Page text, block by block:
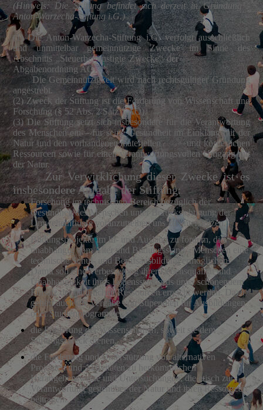
(Hinweis: Die Stiftung befindet sich derzeit in Gründung -
Anton-Warzecha-Stiftung i.G.)
(1) Die Anton-Warzecha-Stiftung i.G. verfolgt ausschließlich
und unmittelbar gemeinnützige Zwecke im Sinne des
Abschnitts „Steuerbegünstigte Zwecke“ der
Abgabenordnung AO.
Die Gemeinnützigkeit wird nach rechtsgültiger Gründung
angestrebt.
(2) Zweck der Stiftung ist die Förderung von Wissenschaft und
Forschung (§ 52 Abs. 2 Satz 1 AO).
(3) Die Stiftung setzt sich insbesondere für die Verantwortung
des Menschen ein – für seine Gesundheit im Einklang mit der
Natur und den vorhandenen materiellen und körperlichen
Ressourcen sowie für einen verantwortungsvollen Umgang mit
der Natur.
Zur Verwirklichung dieser Zwecke ist es
insbesondere Aufgabe der Stiftung:
Forschung im technischen Bereich bezüglich der
Gesundheit des Menschen unter Berücksichtigung der
Umwelteinflüsse voranzutreiben uns zu unterstützen,
Bildungsprojekte im In- und Ausland zu fördern, die
unabhängig vom Alter und Bildungsstand - Menschen eine
technische Schul- und Berufsausbildung ermöglichen.
Damit soll eine Verbesserung ihrer Lebensqualität und
Unabhängigkeit ihres Lebensstandards unter schonendem
Einsatz der natürlichen Ressourcen erreicht werden. Dazu
gehört auch die Vergabe von Stipendien für Ausbildungen
oder Studienprogramme,
die Förderung der Wissenschaften, soweit sie dem
Stiftungszweck dienen,
die Förderung und Unterstützung von alternativen
Projekten und Aktivitäten zu herkömmlichen
Herangehensweise und Untersuchungen, die etisch zur
Verantwortung gegenüber der Natur und ihren Ressourcen
beitragen.